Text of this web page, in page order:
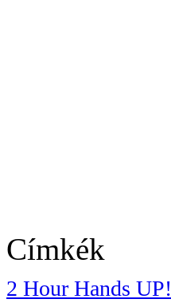
Címkék
2 Hour Hands UP!